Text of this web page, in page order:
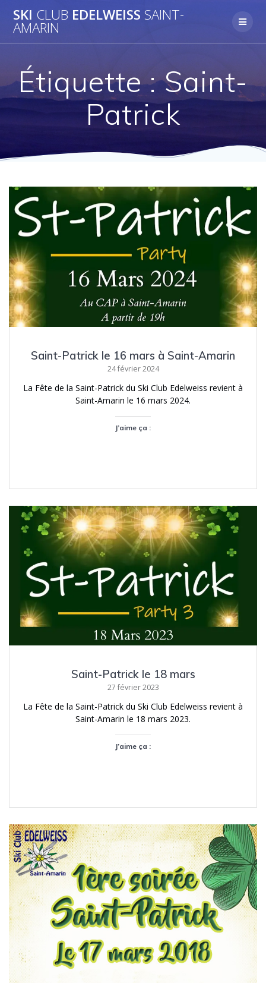
to
SKI CLUB EDELWEISS SAINT-
AMARIN
Étiquette :Saint-
Patrick
Saint-Patrick le 16 mars à Saint-Amarin
24 février 2024
La Fête de la Saint-Patrick du Ski Club Edelweiss revient à
Saint-Amarin le 16 mars 2024.
J’aime ça :
Saint-Patrick le 18 mars
27 février 2023
La Fête de la Saint-Patrick du Ski Club Edelweiss revient à
Saint-Amarin le 18 mars 2023.
J’aime ça :